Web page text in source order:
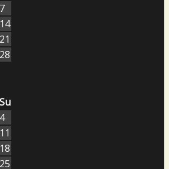
7
14
21
28
Su
4
11
18
25